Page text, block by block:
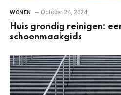
WONEN October 24, 2024
Huis grondig reinigen:
schoonmaakgids